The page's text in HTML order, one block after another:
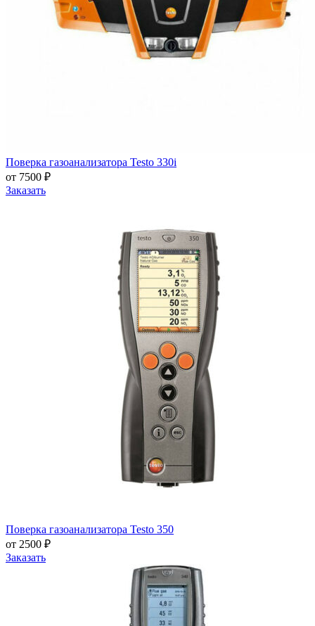
Поверка газоанализатора Testo 330i
от 7500 ₽
Заказать
Поверка газоанализатора Testo 350
от 2500 ₽
Заказать